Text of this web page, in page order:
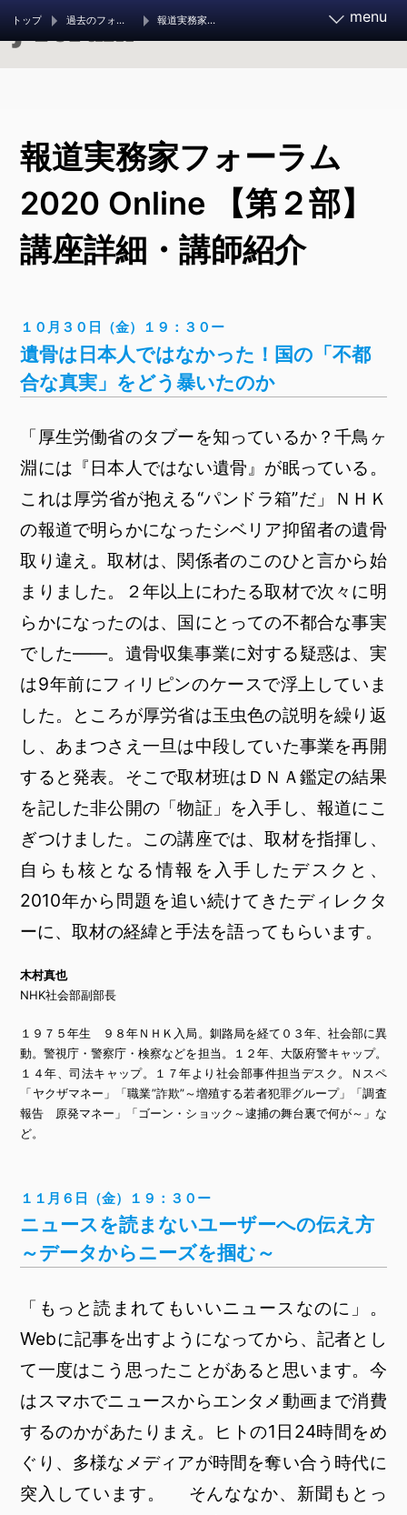
トップ 過去のフォーラム 報道実務家フォーラム2020 Online 【第２部】講座詳細・講師紹介 menu
11月21～23日 開催決定
お知らせ
フォーラムとは
調査報道大賞 2026 ご支援ください
旧参加者ページ
報道実務家フォーラム
2020 Online 【第２部】
講座詳細・講師紹介
１０月３０日（金）１９：３０ー
遺骨は日本人ではなかった！国の「不都
合な真実」をどう暴いたのか
「厚生労働省のタブーを知っているか？千鳥ヶ
淵には『日本人ではない遺骨』が眠っている。
これは厚労省が抱える“パンドラ箱”だ」ＮＨＫ
の報道で明らかになったシベリア抑留者の遺骨
取り違え。取材は、関係者のこのひと言から始
まりました。２年以上にわたる取材で次々に明
らかになったのは、国にとっての不都合な事実
でした――。遺骨収集事業に対する疑惑は、実
は9年前にフィリピンのケースで浮上していま
した。ところが厚労省は玉虫色の説明を繰り返
し、あまつさえ一旦は中段していた事業を再開
すると発表。そこで取材班はＤＮＡ鑑定の結果
を記した非公開の「物証」を入手し、報道にこ
ぎつけました。この講座では、取材を指揮し、
自らも核となる情報を入手したデスクと、
2010年から問題を追い続けてきたディレクタ
ーに、取材の経緯と手法を語ってもらいます。
木村真也
NHK社会部副部長
１９７５年生 ９８年ＮＨＫ入局。釧路局を経て０３年、社会部に異
動。警視庁・警察庁・検察などを担当。１２年、大阪府警キャップ。
１４年、司法キャップ。１７年より社会部事件担当デスク。Ｎスペ
「ヤクザマネー」「職業”詐欺”～増殖する若者犯罪グループ」「調査
報告 原発マネー」「ゴーン・ショック～逮捕の舞台裏で何が～」な
ど。
１１月６日（金）１９：３０ー
ニュースを読まないユーザーへの伝え方
～データからニーズを掴む～
「もっと読まれてもいいニュースなのに」。
Webに記事を出すようになってから、記者とし
て一度はこう思ったことがあると思います。今
はスマホでニュースからエンタメ動画まで消費
するのかがあたりまえ。ヒトの1日24時間をめ
ぐり、多様なメディアが時間を奪い合う時代に
突入しています。 そんななか、新聞もとっ